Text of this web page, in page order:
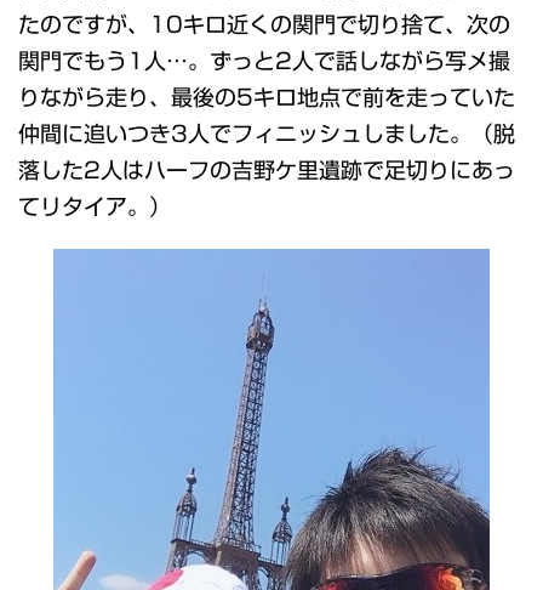
たのですが、10キロ近くの関門で切り捨て、次の
関門でもう1人…。ずっと2人で話しながら写メ撮
りながら走り、最後の5キロ地点で前を走っていた
仲間に追いつき3人でフィニッシュしました。（脱
落した2人はハーフの吉野ケ里遺跡で足切りにあっ
てリタイア。）